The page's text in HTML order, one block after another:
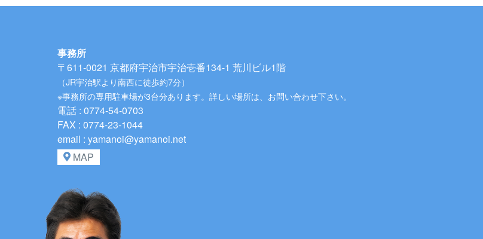
事務所
〒611-0021 京都府宇治市宇治壱番134-1 荒川ビル1階
（JR宇治駅より南西に徒歩約7分）
※事務所の専用駐車場が3台分あります。 詳しい場所は、お問い合わせ下さい。
電話 : 0774-54-0703
FAX : 0774-23-1044
email : yamanoi@yamanoi.net
MAP